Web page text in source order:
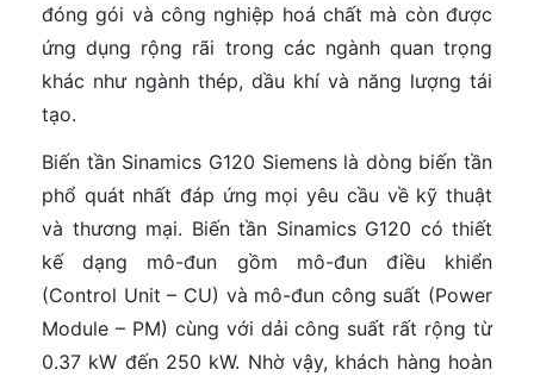
đóng gói và công nghiệp hoá chất mà còn được
ứng dụng rộng rãi trong các ngành quan trọng
khác như ngành thép, dầu khí và năng lượng tái
tạo.
Biến tần Sinamics G120 Siemens là dòng biến tần
phổ quát nhất đáp ứng mọi yêu cầu về kỹ thuật
và thương mại. Biến tần Sinamics G120 có thiết
kế dạng mô-đun gồm mô-đun điều khiển
(Control Unit – CU) và mô-đun công suất (Power
Module – PM) cùng với dải công suất rất rộng từ
0.37 kW đến 250 kW. Nhờ vậy, khách hàng hoàn